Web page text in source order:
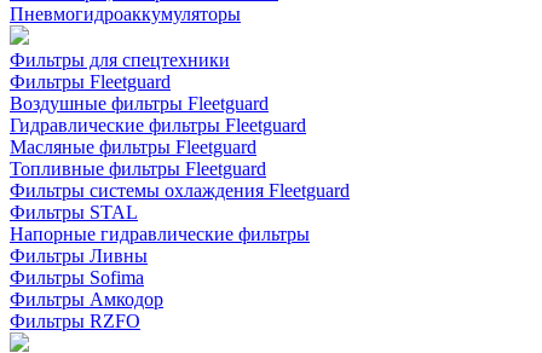
Пневмогидроаккумуляторы
Фильтры для спецтехники
Фильтры Fleetguard
Воздушные фильтры Fleetguard
Гидравлические фильтры Fleetguard
Масляные фильтры Fleetguard
Топливные фильтры Fleetguard
Фильтры системы охлаждения Fleetguard
Фильтры STAL
Напорные гидравлические фильтры
Фильтры Ливны
Фильтры Sofima
Фильтры Амкодор
Фильтры RZFO